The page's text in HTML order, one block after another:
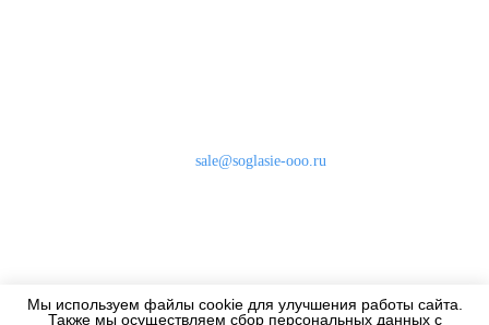
Мы используем файлы cookie для улучшения работы сайта.
Также мы осуществляем сбор персональных данных с
sale@soglasie-ooo.ru
Дизайнерам